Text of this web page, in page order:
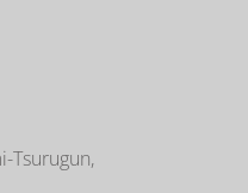
Tsurugun,